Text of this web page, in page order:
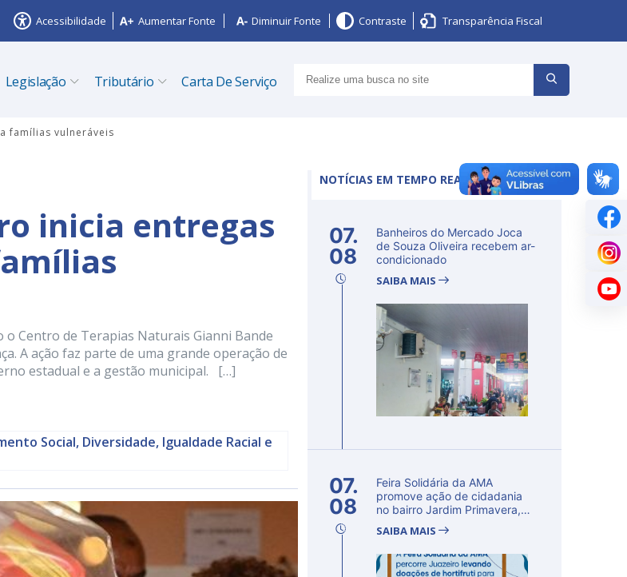
Acessibilidade Aumentar Fonte Diminuir Fonte Contraste Transparência Fiscal
Legislação Tributário Carta De Serviço
famílias vulneráveis
inicia entregas
Centro de Terapias Naturais Gianni Bande
A ação faz parte de uma grande operação de
estadual e a gestão municipal. […]
Social, Diversidade, Igualdade Racial e
NOTÍCIAS EM TEMPO REAL
07.
08
Banheiros do Mercado Joca
de Souza Oliveira recebem ar-
condicionado
SAIBA MAIS
07.
08
Feira Solidária da AMA
promove ação de cidadania
no bairro Jardim Primavera,
SAIBA MAIS